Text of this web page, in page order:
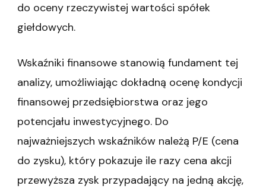
do oceny rzeczywistej wartości spółek
giełdowych.
Wskaźniki finansowe stanowią fundament tej
analizy, umożliwiając dokładną ocenę kondycji
finansowej przedsiębiorstwa oraz jego
potencjału inwestycyjnego. Do
najważniejszych wskaźników należą P/E (cena
do zysku), który pokazuje ile razy cena akcji
przewyższa zysk przypadający na jedną akcję,